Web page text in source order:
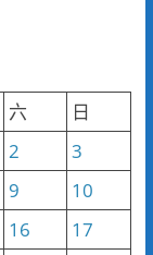
六
日
2
3
9
10
16
17